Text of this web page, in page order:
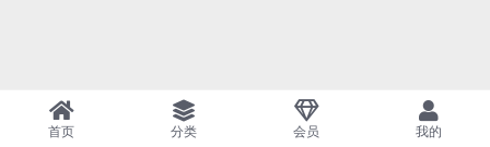
首页 分类 会员 我的